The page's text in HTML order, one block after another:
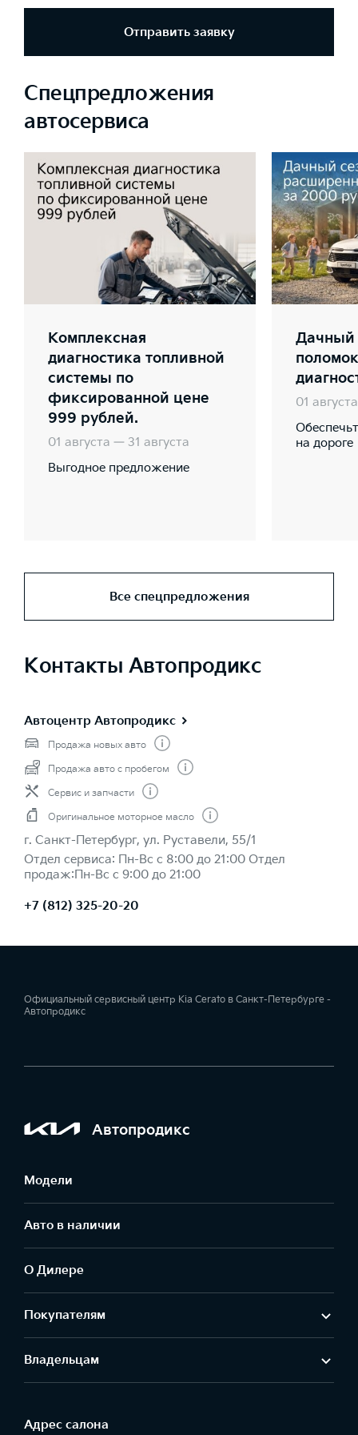
Отправить заявку
Спецпредложения
автосервиса
Комплексная
диагностика топливной
системы по
фиксированной цене
999 рублей.
01 августа — 31 августа
Выгодное предложение
Дачный
01
на дороге
Все спецпредложения
Контакты Автопродикс
Автоцентр Автопродикс
Продажа новых авто
Продажа авто с пробегом
Сервис и запчасти
Оригинальное моторное масло
г. Санкт-Петербург, ул. Руставели, 55/1
Отдел сервиса: Пн-Вс с 8:00 до 21:00 Отдел
продаж:Пн-Вс с 9:00 до 21:00
+7 (812) 325-20-20
Официальный сервисный центр Kia Cerato в Санкт-Петербурге -
Автопродикс
Автопродикс
Модели
Авто в наличии
О Дилере
Покупателям
Владельцам
Адрес салонa